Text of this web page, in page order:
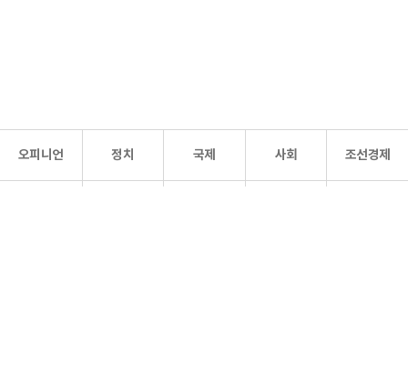
오피니언 정치 국제 사회 조선경제